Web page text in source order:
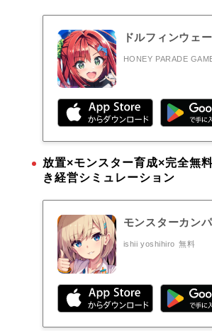
ドルフィンウェ
HONEY PARADE
放置×モンスター育成×完全無
き経営シミュレーション
モンスターカン
ishii yoshihiro 無料